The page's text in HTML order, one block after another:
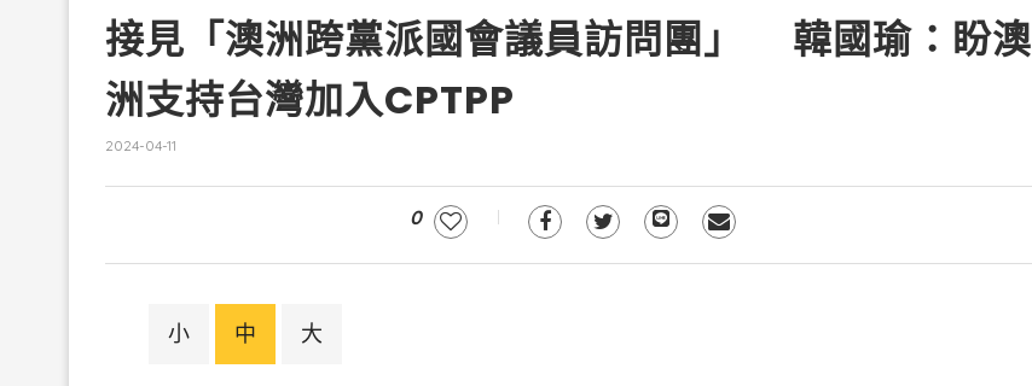
接見「澳洲跨黨派國會議員訪問團」 韓國瑜：盼澳
洲支持台灣加入CPTPP
2024-04-11
0
小 中 大